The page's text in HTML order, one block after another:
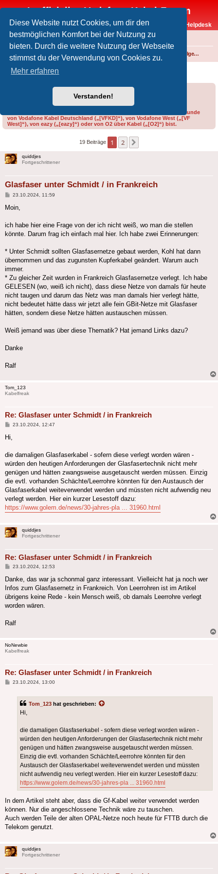
Diese Website nutzt Cookies, um dir den
bestmöglichen Komfort bei der Nutzung zu
bieten. Durch die weitere Nutzung der Webseite
stimmst du der Verwendung von Cookies zu.
Mehr erfahren
Verstanden!
Inoffizielles Vodafone-Kabel-Forum
Vodafone-Kabel-Helpdesk
FAQ
Foren-Übersicht Technik allgemein
Glasfaser unter Schmidt / in Frankreich
Bitte gib bei der Erstellung eines Threads im Feld „Präfix“ an, ob du Kunde
von Vodafone Kabel Deutschland („[VFKD]“), von Vodafone West („[VF
West]“), von eazy („[eazy]“) oder von O2 über Kabel („[O2]“) bist.
19 Beiträge 1 2
quiddjes
Fortgeschrittener
Glasfaser unter Schmidt / in Frankreich
Beitrag
23.10.2024, 11:59
Moin,
ich habe hier eine Frage von der ich nicht weiß, wo man die stellen
könnte. Darum frag ich einfach mal hier. Ich habe zwei Erinnerungen:
* Unter Schmidt sollten Glasfasernetze gebaut werden, Kohl hat dann
übernommen und das zugunsten Kupferkabel geändert. Warum auch
immer.
* Zu gleicher Zeit wurden in Frankreich Glasfasernetze verlegt. Ich habe
GELESEN (wo, weiß ich nicht), dass diese Netze von damals für heute
nicht taugen und darum das Netz was man damals hier verlegt hätte,
nicht bedeutet hätte dass wir jetzt alle fein GBit-Netze mit Glasfaser
hätten, sondern diese Netze hätten austauschen müssen.
Weiß jemand was über diese Thematik? Hat jemand Links dazu?
Danke
Ralf
Tom_123
Kabelfreak
Re: Glasfaser unter Schmidt / in Frankreich
Beitrag
23.10.2024, 12:47
Hi,
die damaligen Glasfaserkabel - sofern diese verlegt worden wären -
würden den heutigen Anforderungen der Glasfasertechnik nicht mehr
genügen und hätten zwangsweise ausgetauscht werden müssen. Einzig
die evtl. vorhanden Schächte/Leerrohre könnten für den Austausch der
Glasfaserkabel weiteverwendet werden und müssten nicht aufwendig neu
verlegt werden. Hier ein kurzer Lesestoff dazu:
https://www.golem.de/news/30-jahres-pla ... 31960.html
quiddjes
Fortgeschrittener
Re: Glasfaser unter Schmidt / in Frankreich
Beitrag
23.10.2024, 12:53
Danke, das war ja schonmal ganz interessant. Vielleicht hat ja noch wer
Infos zum Glasfasernetz in Frankreich. Von Leerrohren ist im Artikel
übrigens keine Rede - kein Mensch weiß, ob damals Leerrohre verlegt
worden wären.
Ralf
NoNewbie
Kabelfreak
Re: Glasfaser unter Schmidt / in Frankreich
Beitrag
23.10.2024, 13:00
Tom_123 hat geschrieben:
Hi,
die damaligen Glasfaserkabel - sofern diese verlegt worden wären -
würden den heutigen Anforderungen der Glasfasertechnik nicht mehr
genügen und hätten zwangsweise ausgetauscht werden müssen.
Einzig die evtl. vorhanden Schächte/Leerrohre könnten für den
Austausch der Glasfaserkabel weiteverwendet werden und müssten
nicht aufwendig neu verlegt werden. Hier ein kurzer Lesestoff dazu:
https://www.golem.de/news/30-jahres-pla ... 31960.html
In dem Artikel steht aber, dass die Gf-Kabel weiter verwendet werden
können. Nur die angeschlossene Technik wäre zu tauschen.
Auch werden Teile der alten OPAL-Netze noch heute für FTTB durch die
Telekom genutzt.
quiddjes
Fortgeschrittener